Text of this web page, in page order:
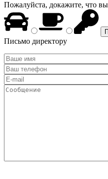
Пожалуйста, докажите, что
Письмо директору